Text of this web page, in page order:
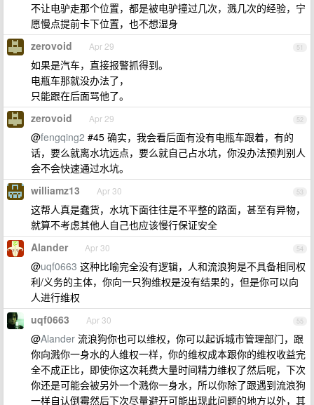
不让电驴走那个位置，都是被电驴撞过几次，溅几次的经验，宁
愿慢点提前卡下位置，也不想湿身
51
zerovoid Apr 29
如果是汽车，直接报警抓得到。
电瓶车那就没办法了，
只能跟在后面骂他了。
52
zerovoid Apr 29
@fengqing2 #45 确实，我会看后面有没有电瓶车跟着，有的
话，要么就离水坑远点，要么就自己占水坑，你没办法预判别人
会不会快速通过水坑。
53
williamz13 Apr 30
这帮人真是蠢货，水坑下面往往是不平整的路面，甚至有异物，
就算不考虑其他人自己也应该慢行保证安全
54
Alander Apr 30
@uqf0663 这种比喻完全没有逻辑，人和流浪狗是不具备相同权
利/义务的主体，你向一只狗维权是没有结果的，但是你可以向
人进行维权
55
uqf0663 Apr 30
@Alander 流浪狗你也可以维权，你可以起诉城市管理部门，跟
你向溅你一身水的人维权一样，你的维权成本跟你的维权收益完
全不成正比，即使你这次耗费大量时间精力维权了然后呢，下次
你还是可能会被另外一个溅你一身水，所以你除了跟遇到流浪狗
一样自认倒霉然后下次尽量避开可能出现此问题的地方以外，其